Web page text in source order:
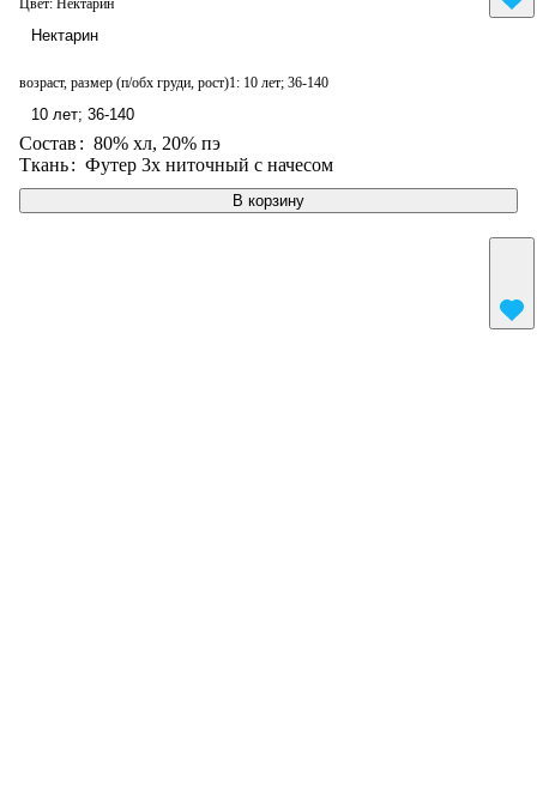
В корзину
Нектарин
возраст, размер (п/обх груди, рост)1: 10 лет; 36-140
10 лет; 36-140
Состав: 80% хл, 20% пэ
Ткань: Футер 3х ниточный с начесом